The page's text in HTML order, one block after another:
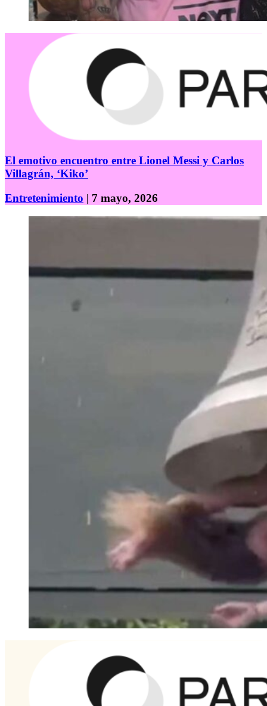
El emotivo encuentro entre Lionel Messi y Carlos
Villagrán, ‘Kiko’
Entretenimiento | 7 mayo, 2026